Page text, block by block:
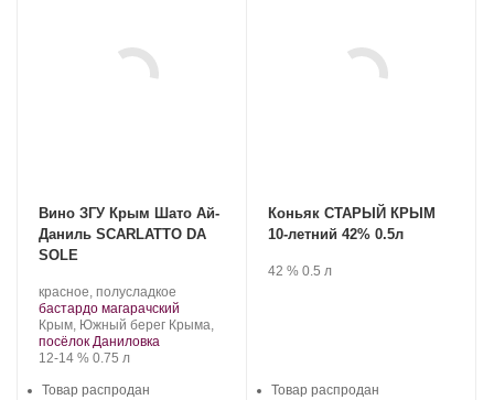
Вино ЗГУ Крым Шато Ай-
Даниль SCARLATTO DA
SOLE
Производитель:
Шато
Ай-
Даниль.
красное, полусладкое
Сорт
винограда:
бастардо магарачский
Регион:
Крым, Южный берег Крыма,
посёлок Даниловка
Крепость
12-14 %. Объем
0.75 л
Товар распродан
Коньяк СТАРЫЙ КРЫМ
10-летний 42% 0.5л
Производитель:
.Крепость
42 %. Объем
0.5 л
Товар распродан